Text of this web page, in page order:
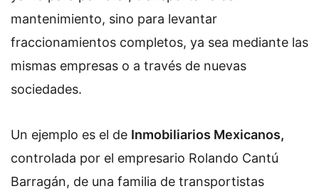
mantenimiento, sino para levantar
fraccionamientos completos, ya sea mediante las
mismas empresas o a través de nuevas
sociedades.
Un ejemplo es el de Inmobiliarios Mexicanos,
controlada por el empresario Rolando Cantú
Barragán, de una familia de transportistas